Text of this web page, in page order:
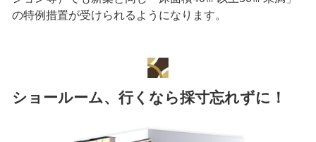
の特例措置が受けられるようになります。
ショールーム、行くなら採寸忘れずに！